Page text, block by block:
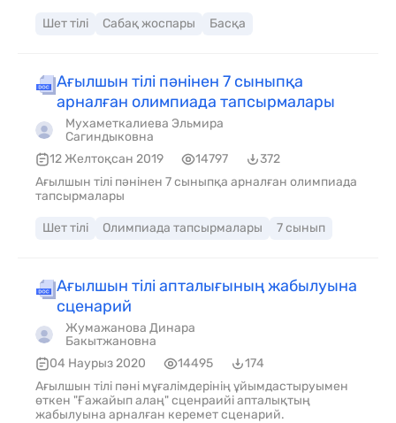
Шет тілі
Сабақ жоспары Басқа
Ағылшын тілі пәнінен 7 сыныпқа
арналған олимпиада тапсырмалары
Мухаметкалиева Эльмира
Сагиндыковна
12 Желтоқсан 2019
14797
372
Ағылшын тілі пәнінен 7 сыныпқа арналған олимпиада
тапсырмалары
Шет тілі Олимпиада тапсырмалары 7 сынып
Ағылшын тілі апталығының жабылуына
сценарий
Жумажанова Динара
Бакытжановна
04 Наурыз 2020
14495
174
Ағылшын тілі пәні мұғалімдерінің ұйымдастыруымен
өткен "Ғажайып алаң" сценраийі апталықтың
жабылуына арналған керемет сценарий.